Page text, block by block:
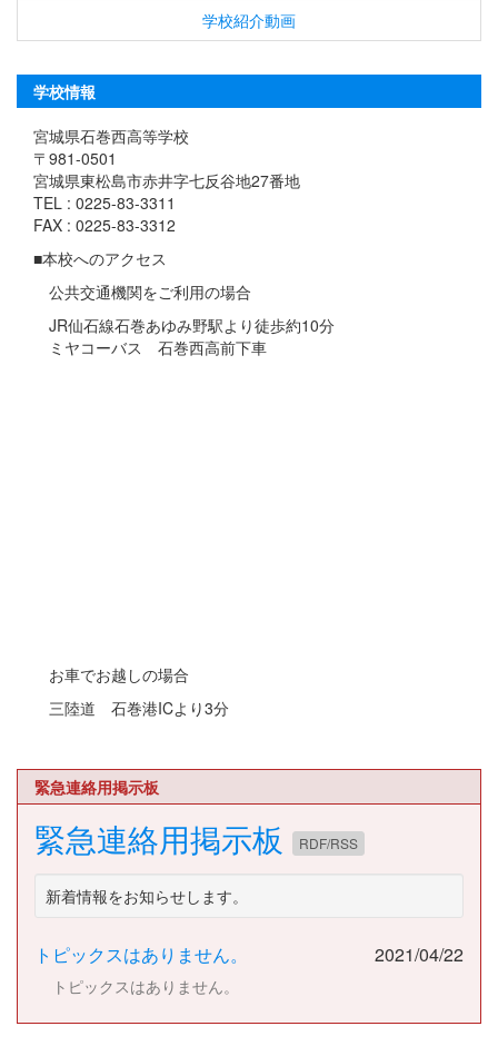
学校紹介動画
学校情報
宮城県石巻西高等学校
〒981-0501
宮城県東松島市赤井字七反谷地27番地
TEL : 0225-83-3311
FAX : 0225-83-3312
■本校へのアクセス
公共交通機関をご利用の場合
JR仙石線石巻あゆみ野駅より徒歩約10分
ミヤコーバス 石巻西高前下車
お車でお越しの場合
三陸道 石巻港ICより3分
緊急連絡用掲示板
緊急連絡用掲示板 RDF/RSS
新着情報をお知らせします。
トピックスはありません。 2021/04/22
トピックスはありません。